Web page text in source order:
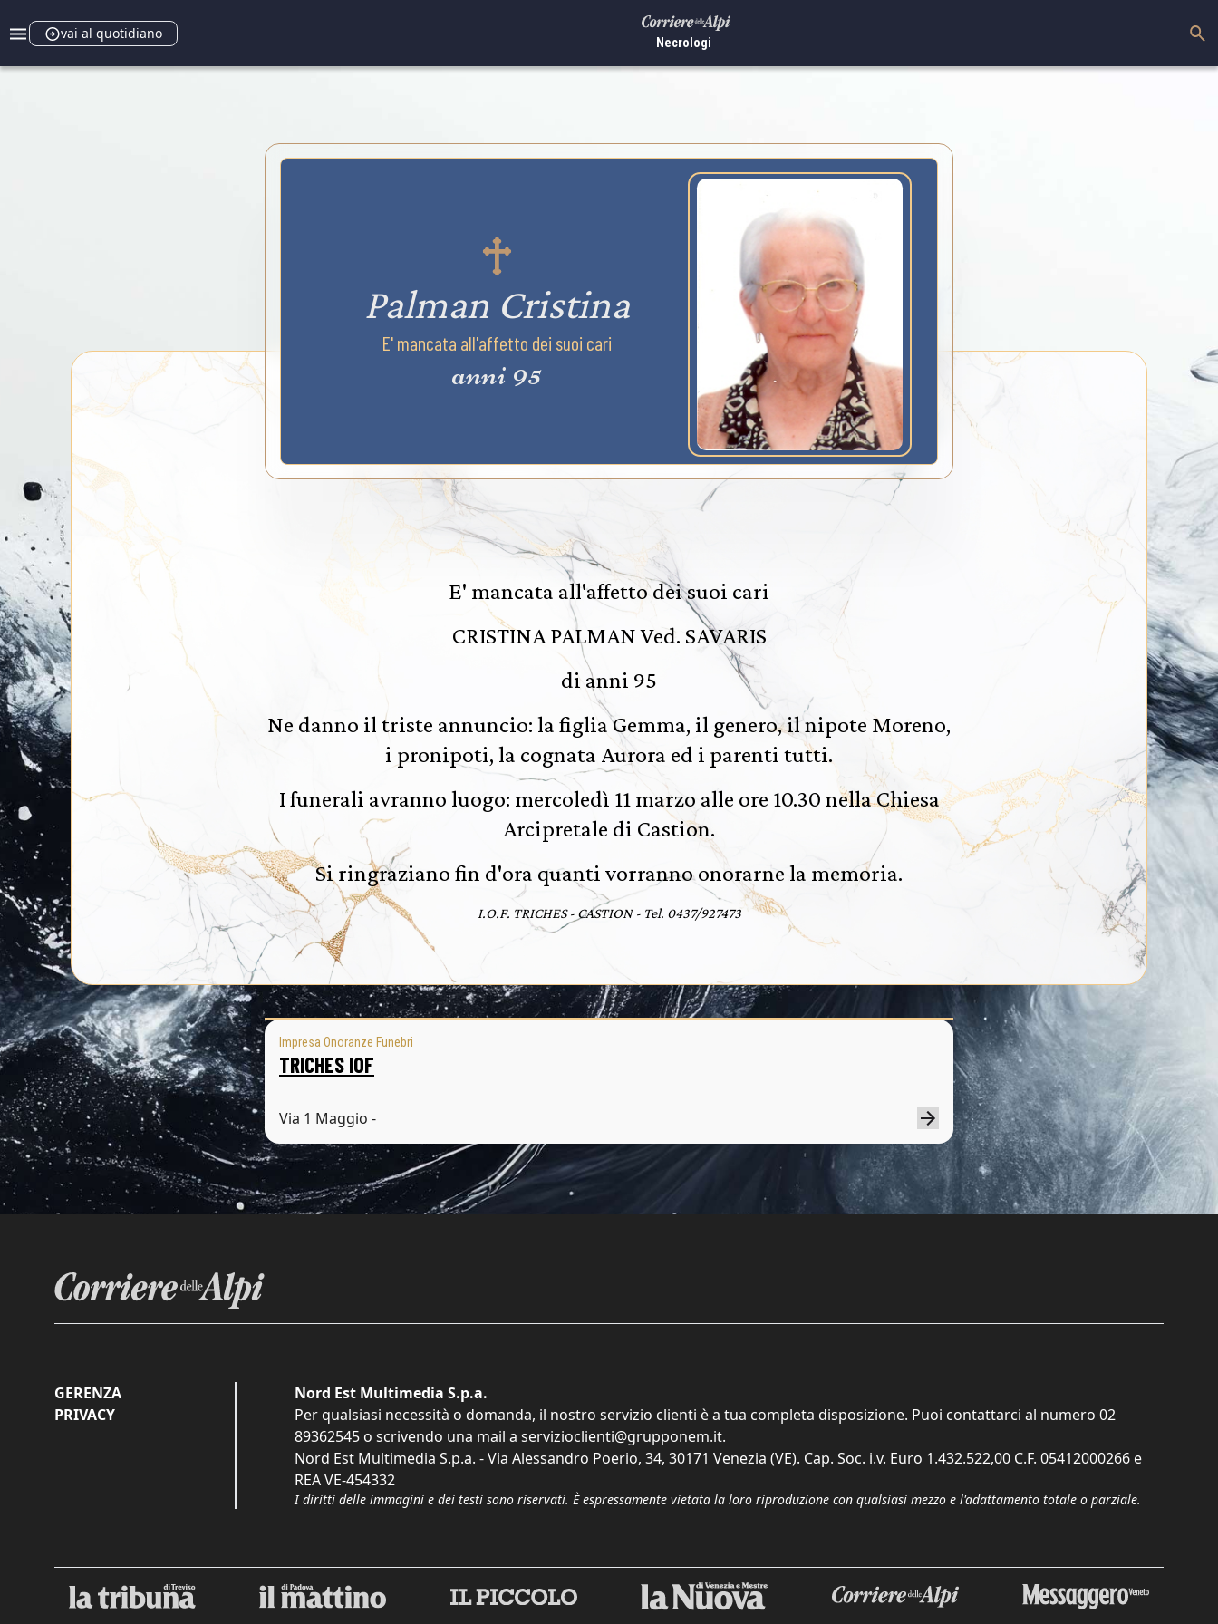
vai al quotidiano
Necrologi
Palman Cristina
E' mancata all'affetto dei suoi cari
anni 95
E' mancata all'affetto dei suoi cari
CRISTINA PALMAN Ved. SAVARIS
di anni 95
Ne danno il triste annuncio: la figlia Gemma, il genero, il nipote Moreno,
i pronipoti, la cognata Aurora ed i parenti tutti.
I funerali avranno luogo: mercoledì 11 marzo alle ore 10.30 nella Chiesa
Arcipretale di Castion.
Si ringraziano fin d'ora quanti vorranno onorarne la memoria.
I.O.F. TRICHES - CASTION - Tel. 0437/927473
Impresa Onoranze Funebri
TRICHES IOF
Via 1 Maggio -
GERENZA
PRIVACY
Nord Est Multimedia S.p.a.
Per qualsiasi necessità o domanda, il nostro servizio clienti è a tua completa disposizione. Puoi contattarci al numero 02
89362545 o scrivendo una mail a servizioclienti@grupponem.it.
Nord Est Multimedia S.p.a. - Via Alessandro Poerio, 34, 30171 Venezia (VE). Cap. Soc. i.v. Euro 1.432.522,00 C.F. 05412000266 e
REA VE-454332
I diritti delle immagini e dei testi sono riservati. È espressamente vietata la loro riproduzione con qualsiasi mezzo e l'adattamento totale o parziale.